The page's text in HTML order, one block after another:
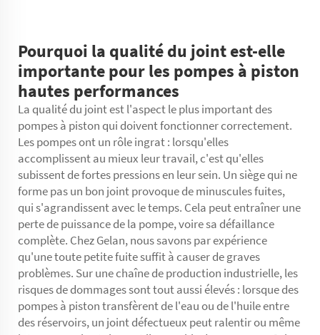
Pourquoi la qualité du joint est-elle
importante pour les pompes à piston
hautes performances
La qualité du joint est l'aspect le plus important des
pompes à piston qui doivent fonctionner correctement.
Les pompes ont un rôle ingrat : lorsqu'elles
accomplissent au mieux leur travail, c'est qu'elles
subissent de fortes pressions en leur sein. Un siège qui ne
forme pas un bon joint provoque de minuscules fuites,
qui s'agrandissent avec le temps. Cela peut entraîner une
perte de puissance de la pompe, voire sa défaillance
complète. Chez Gelan, nous savons par expérience
qu'une toute petite fuite suffit à causer de graves
problèmes. Sur une chaîne de production industrielle, les
risques de dommages sont tout aussi élevés : lorsque des
pompes à piston transfèrent de l'eau ou de l'huile entre
des réservoirs, un joint défectueux peut ralentir ou même